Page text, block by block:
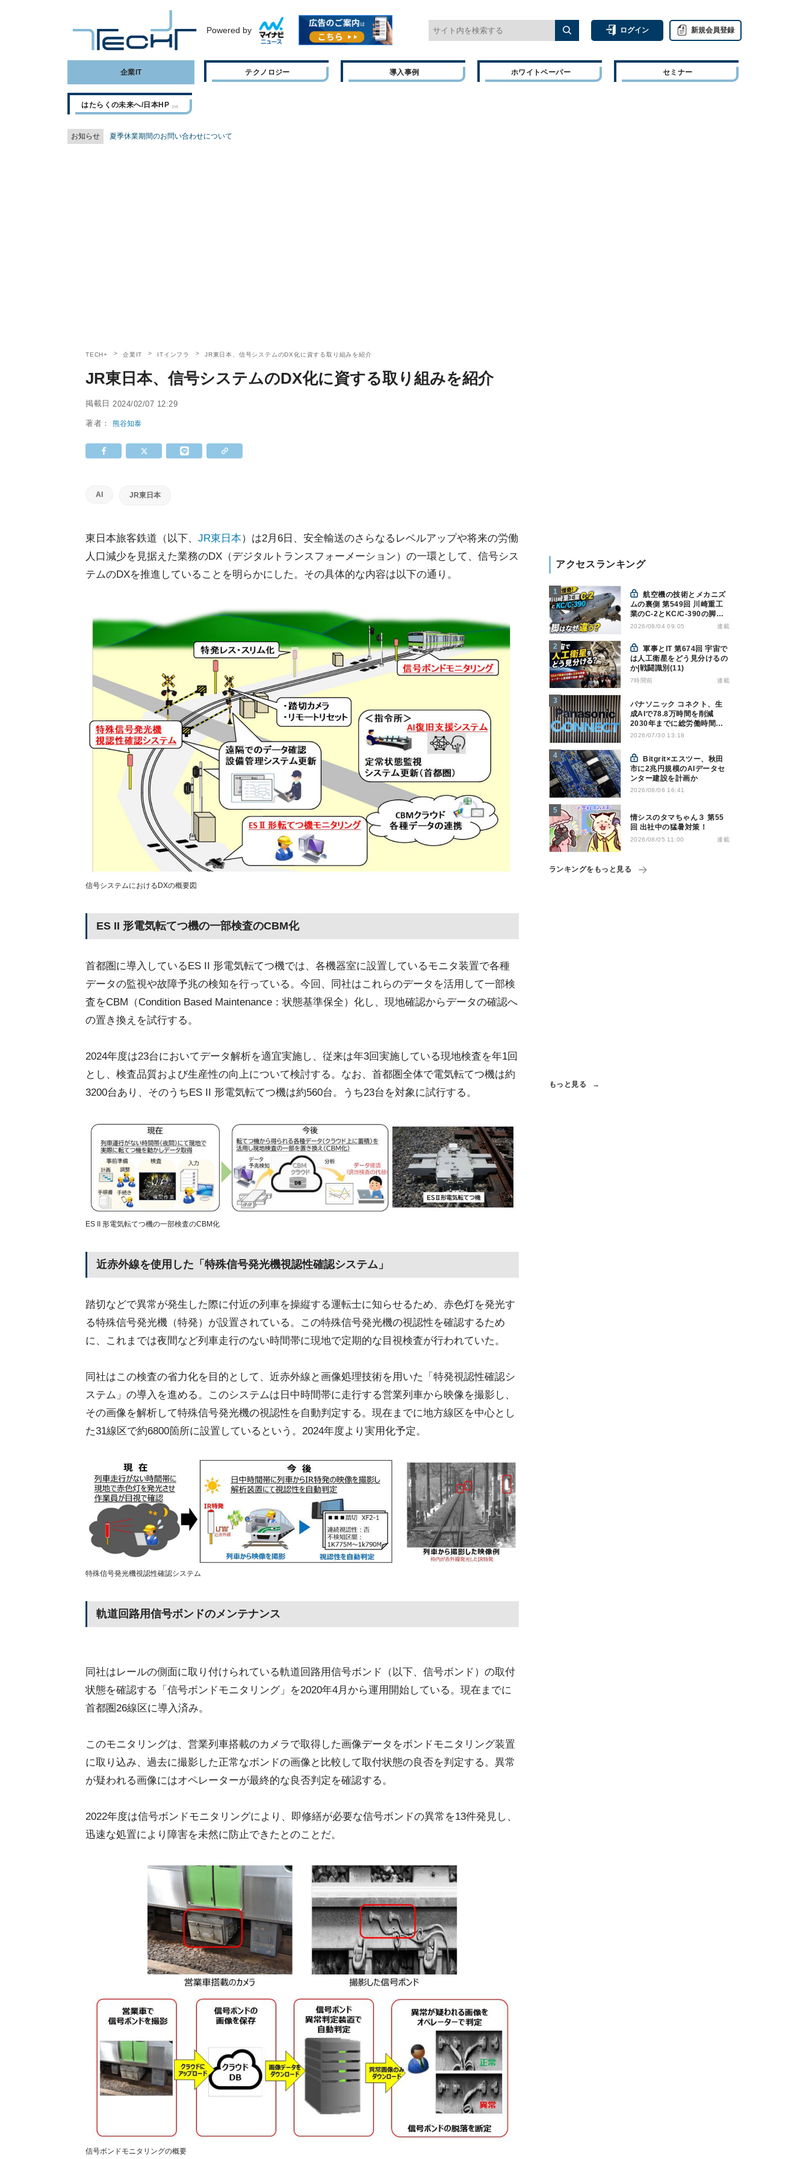
Powered by ログイン 新規会員登録
企業IT テクノロジー 導入事例 ホワイトペーパー セミナー
はたらくの未来へ/日本HP
お知らせ 夏季休業期間のお問い合わせについて
TECH+ 企業IT ITインフラ JR東日本、信号システムのDX化に資する取り組みを紹介
JR東日本、信号システムのDX化に資する取り組みを紹介
掲載日 2024/02/07 12:29
著者：熊谷知泰
AI JR東日本
東日本旅客鉄道（以下、 JR東日本）は2月6日、安全輸送のさらなるレベルアップや将来の労働
人口減少を見据えた業務のDX（デジタルトランスフォーメーション）の一環として、信号シス
テムのDXを推進していることを明らかにした。その具体的な内容は以下の通り。
信号システムにおけるDXの概要図
ES II 形電気転てつ機の一部検査のCBM化
首都圏に導入しているES II 形電気転てつ機では、各機器室に設置しているモニタ装置で各種
データの監視や故障予兆の検知を行っている。今回、同社はこれらのデータを活用して一部検
査をCBM（Condition Based Maintenance：状態基準保全）化し、現地確認からデータの確認へ
の置き換えを試行する。
2024年度は23台においてデータ解析を適宜実施し、従来は年3回実施している現地検査を年1回
とし、検査品質および生産性の向上について検討する。なお、首都圏全体で電気転てつ機は約
3200台あり、そのうちES II 形電気転てつ機は約560台。うち23台を対象に試行する。
ES II 形電気転てつ機の一部検査のCBM化
近赤外線を使用した「特殊信号発光機視認性確認システム」
踏切などで異常が発生した際に付近の列車を操縦する運転士に知らせるため、赤色灯を発光す
る特殊信号発光機（特発）が設置されている。この特殊信号発光機の視認性を確認するため
に、これまでは夜間など列車走行のない時間帯に現地で定期的な目視検査が行われていた。
同社はこの検査の省力化を目的として、近赤外線と画像処理技術を用いた「特発視認性確認シ
ステム」の導入を進める。このシステムは日中時間帯に走行する営業列車から映像を撮影し、
その画像を解析して特殊信号発光機の視認性を自動判定する。現在までに地方線区を中心とし
た31線区で約6800箇所に設置しているという。2024年度より実用化予定。
特殊信号発光機視認性確認システム
軌道回路用信号ボンドのメンテナンス
同社はレールの側面に取り付けられている軌道回路用信号ボンド（以下、信号ボンド）の取付
状態を確認する「信号ボンドモニタリング」を2020年4月から運用開始している。現在までに
首都圏26線区に導入済み。
このモニタリングは、営業列車搭載のカメラで取得した画像データをボンドモニタリング装置
に取り込み、過去に撮影した正常なボンドの画像と比較して取付状態の良否を判定する。異常
が疑われる画像にはオペレーターが最終的な良否判定を確認する。
2022年度は信号ボンドモニタリングにより、即修繕が必要な信号ボンドの異常を13件発見し、
迅速な処置により障害を未然に防止できたとのことだ。
信号ボンドモニタリングの概要
アクセスランキング
航空機の技術とメカニズ
ムの裏側 第549回 川崎重工
業のC-2とKC/C-390の脚は
なぜ違う? - 降着装置は複雑
2026/08/04 09:05 連載
軍事とIT 第674回 宇宙で
は人工衛星をどう見分けるの
か|戦闘識別(11)
7時間前 連載
パナソニック コネクト、生
成AIで78.8万時間を削減
2030年までに総労働時間
10％削減へ
2026/07/30 13:18
市に2兆円規模のAIデータセ
ンター建設を計画か
2026/08/06 16:41
情シスのタマちゃん３ 第55
回 出社中の猛暑対策！
2026/08/05 11:00 連載
ランキングをもっと見る
もっと見る